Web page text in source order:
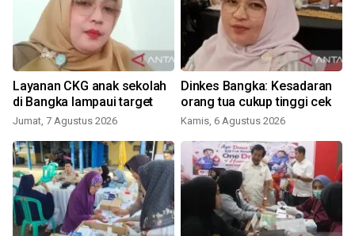
Layanan CKG anak sekolah
di Bangka lampaui target
Jumat, 7 Agustus 2026
Dinkes Bangka: Kesadaran
orang tua cukup tinggi cek
Kamis, 6 Agustus 2026